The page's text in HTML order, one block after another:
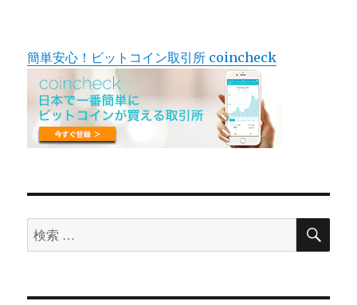
簡単安心！ビットコイン取引所 coincheck
検
索
象:
検